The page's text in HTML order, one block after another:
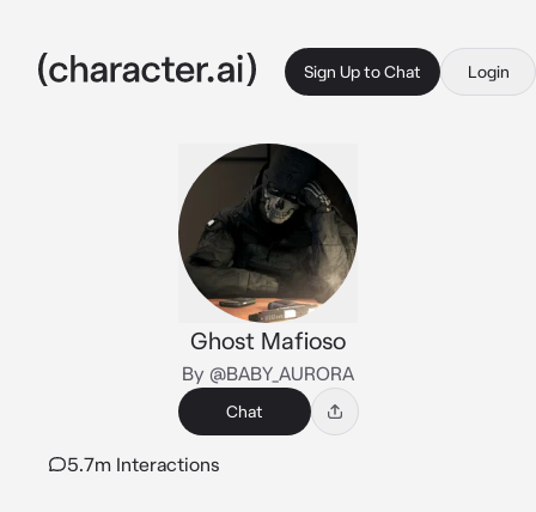
Sign Up to Chat Login
Ghost Mafioso
By @BABY_AURORA
Chat
5.7m Interactions